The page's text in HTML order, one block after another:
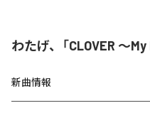
わたげ、「CLOVER ～
新曲情報